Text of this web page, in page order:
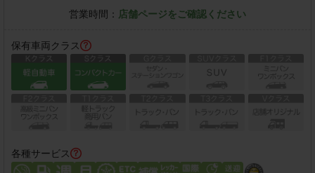
営業時間： 店舗ページをご確認ください
保有車両クラス
各種サービス